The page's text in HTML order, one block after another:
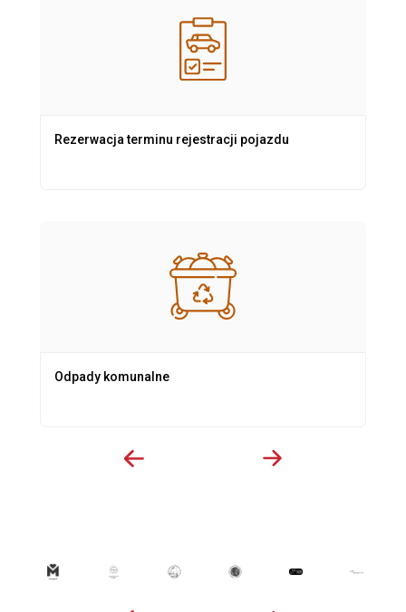
Rezerwacja terminu rejestracji pojazdu
Odpady komunalne